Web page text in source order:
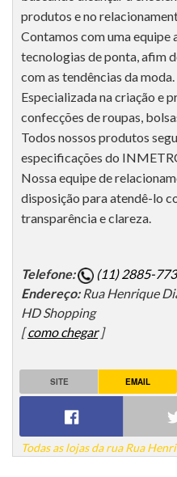
produtos e no
Contamos com uma
tecnologias de ponta, afim
com as tendências da moda.
Especializada na criação e
confecções de roupas,
Todos nossos produtos
especificações do
Nossa equipe de
disposição para atendê-lo
transparência e clareza.
Telefone:
(11) 2885-
Endereço: Rua Henrique
HD Shopping
[como chegar]
SITE EMAIL
Todas as lojas da rua Rua